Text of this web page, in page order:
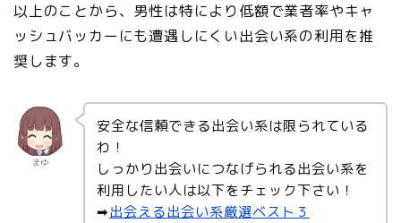
以上のことから、男性は特により低額で業者率やキャ
ッシュバッカーにも遭遇しにくい出会い系の利用を推
奨します。
まゆ
安全な信頼できる出会い系は限られている
わ！
しっかり出会いにつなげられる出会い系を
利用したい人は以下をチェック下さい！
➡︎出会える出会い系厳選ベスト３